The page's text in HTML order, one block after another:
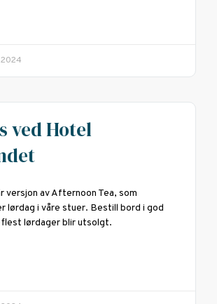
ved Hotel
versjon av Afternoon Tea, som
lørdag i våre stuer. Bestill bord i god
flest lørdager blir utsolgt.